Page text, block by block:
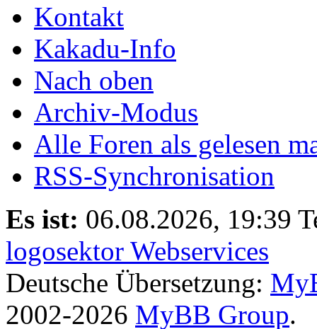
Kontakt
Kakadu-Info
Nach oben
Archiv-Modus
Alle Foren als gelesen
RSS-Synchronisation
Es ist: 06.08.2026, 19:39
logosektor Webservices
Deutsche Übersetzung:
2002-2026 MyBB Group.